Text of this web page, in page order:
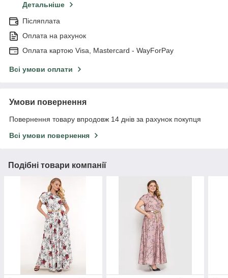
Детальніше
Післяплата
Оплата на рахунок
Оплата картою Visa, Mastercard - WayForPay
Всі умови оплати
Умови повернення
Повернення товару впродовж 14 днів за рахунок покупця
Всі умови повернення
Подібні товари компанії